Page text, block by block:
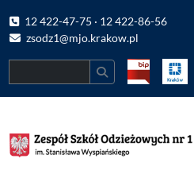
12 422-47-75 · 12 422-86-56
zsodz1@mjo.krakow.pl